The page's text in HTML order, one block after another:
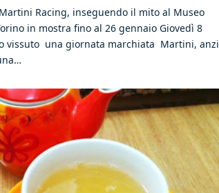
Racing, inseguendo il mito al Museo
in mostra fino al 26 gennaio Giovedì 8
vissuto una giornata marchiata Martini, anzi